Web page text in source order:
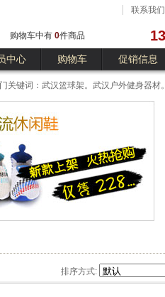
购物车中有 0件商品
联系我们
中心 购物车 促销信息
关键词：武汉篮球架。武汉户外健身器
排序方式: